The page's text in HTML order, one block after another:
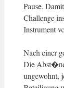
Pause.
Challenge
Instrument
Nach einer
Die
ungewohnt,